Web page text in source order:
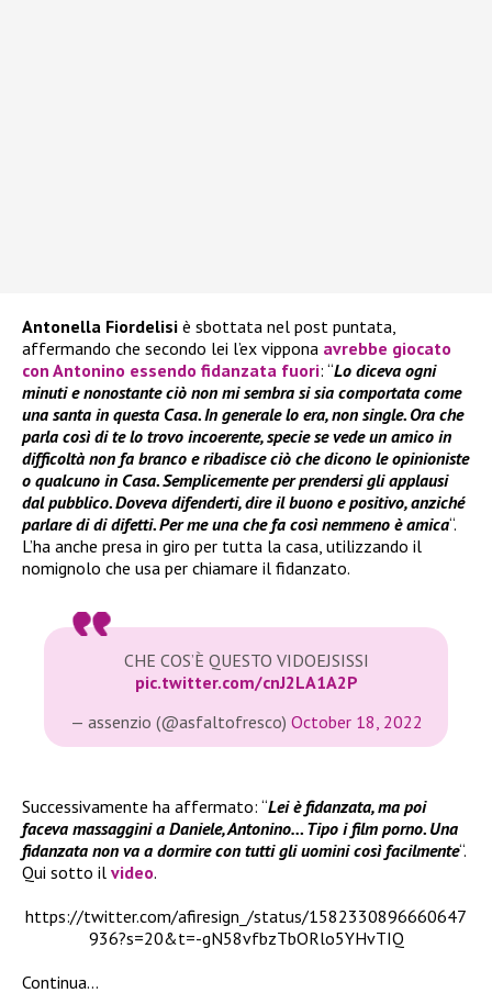
Antonella Fiordelisi è sbottata nel post puntata,
affermando che secondo lei l’ex vippona avrebbe giocato
con Antonino essendo fidanzata fuori: “Lo diceva ogni
minuti e nonostante ciò non mi sembra si sia comportata come
una santa in questa Casa. In generale lo era, non single. Ora che
parla così di te lo trovo incoerente, specie se vede un amico in
difficoltà non fa branco e ribadisce ciò che dicono le opinioniste
o qualcuno in Casa. Semplicemente per prendersi gli applausi
dal pubblico. Doveva difenderti, dire il buono e positivo, anziché
parlare di di difetti. Per me una che fa così nemmeno è amica“.
L’ha anche presa in giro per tutta la casa, utilizzando il
nomignolo che usa per chiamare il fidanzato.
CHE COS’È QUESTO VIDOEJSISSI
pic.twitter.com/cnJ2LA1A2P
— assenzio (@asfaltofresco) October 18, 2022
Successivamente ha affermato: “Lei è fidanzata, ma poi
faceva massaggini a Daniele, Antonino… Tipo i film porno. Una
fidanzata non va a dormire con tutti gli uomini così facilmente“.
Qui sotto il video.
https://twitter.com/afiresign_/status/1582330896660647
936?s=20&t=-gN58vfbzTbORlo5YHvTIQ
Continua…